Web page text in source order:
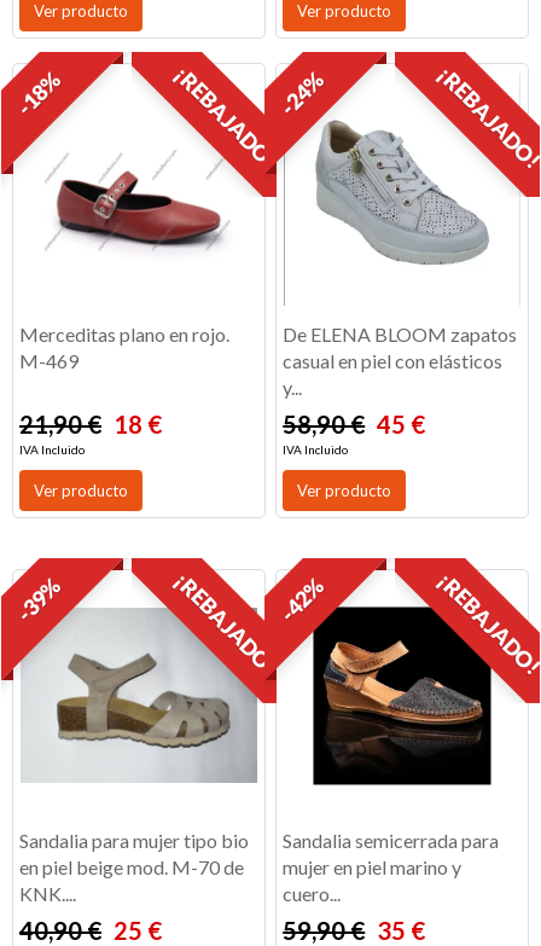
Ver producto Ver producto
¡REBAJADO!
-18%
Merceditas plano en rojo.
M-469
21,90 € 18 €
IVA Incluido
Ver producto
-24%
De ELENA BLOOM zapatos
casual en piel con elásticos
y...
58,90 € 45 €
IVA Incluido
Ver producto
¡REBAJADO!
-39%
Sandalia para mujer tipo bio
en piel beige mod. M-70 de
KNK....
40,90 € 25 €
-42%
Sandalia semicerrada para
mujer en piel marino y
cuero...
59,90 € 35 €